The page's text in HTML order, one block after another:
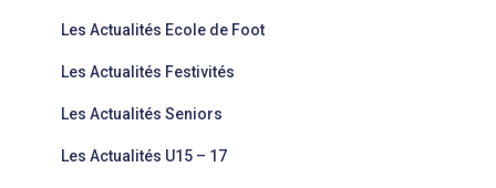
Les Actualités Ecole de Foot
Les Actualités Festivités
Les Actualités Seniors
Les Actualités U15 – 17